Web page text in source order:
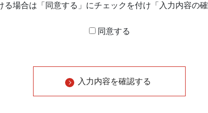
る場合は「同意する」にチェックを付け「入力内容の
同意する
入力内容を確認する